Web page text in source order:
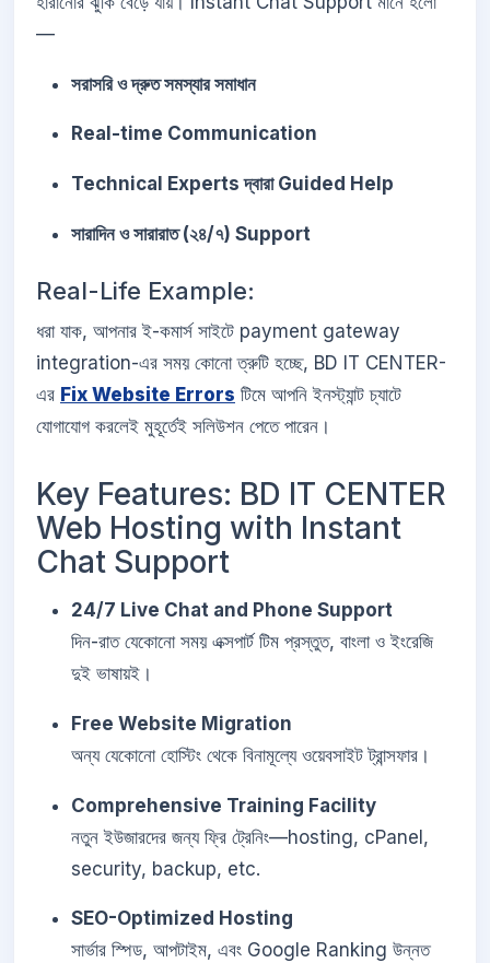
—
সরাসরি ও দ্রুত সমস্যার সমাধান
Real-time Communication
Technical Experts দ্বারা Guided Help
সারাদিন ও সারারাত (২৪/৭) Support
Real-Life Example:
ধরা যাক, আপনার ই-কমার্স সাইটে payment gateway
integration-এর সময় কোনো ত্রুটি হচ্ছে, BD IT CENTER-
এর Fix Website Errors টিমে আপনি ইনস্ট্যান্ট চ্যাটে
যোগাযোগ করলেই মুহূর্তেই সলিউশন পেতে পারেন।
Key Features: BD IT CENTER
Web Hosting with Instant
Chat Support
24/7 Live Chat and Phone Support
দিন-রাত যেকোনো সময় এক্সপার্ট টিম প্রস্তুত, বাংলা ও ইংরেজি
দুই ভাষায়ই।
Free Website Migration
অন্য যেকোনো হোস্টিং থেকে বিনামূল্যে ওয়েবসাইট ট্রান্সফার।
Comprehensive Training Facility
নতুন ইউজারদের জন্য ফ্রি ট্রেনিং—hosting, cPanel,
security, backup, etc.
SEO-Optimized Hosting
সার্ভার স্পিড, আপটাইম, এবং Google Ranking উন্নত